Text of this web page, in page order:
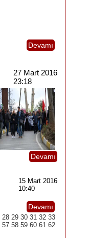
Devamı
27 Mart 2016
23:18
Devamı
15 Mart 2016
10:40
Devamı
28 29 30 31 32 33
57 58 59 60 61 62